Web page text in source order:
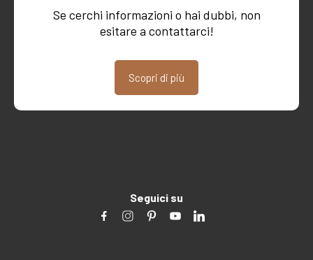
Se cerchi informazioni o hai dubbi, non
esitare a contattarci!
Scopri di più
Seguici su